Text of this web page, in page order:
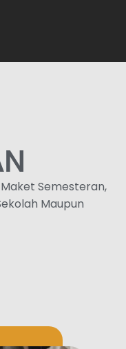
Semesteran,
Maupun